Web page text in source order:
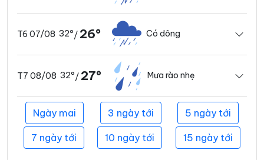
T6 07/08 32°/ 26° Có dông
T7 08/08 32°/ 27° Mưa rào nhẹ
Ngày mai 3 ngày tới 5 ngày tới
7 ngày tới 10 ngày tới 15 ngày tới